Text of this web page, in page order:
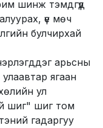
шинж тэмдгүүд
үе мөч
булчирхай
арьсны
ягаан
ул
шиг" шиг том
гадаргуу